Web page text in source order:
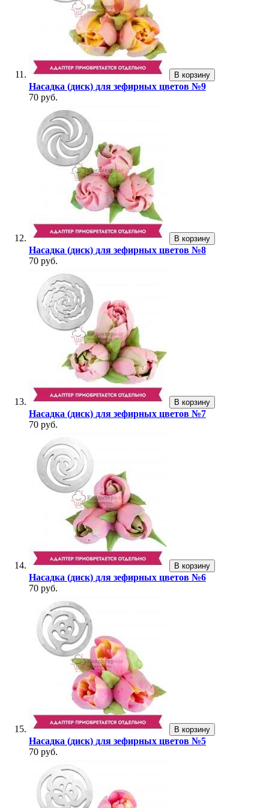
В корзину
Насадка (диск) для зефирных цветов №9
70 руб.
В корзину
Насадка (диск) для зефирных цветов №8
70 руб.
В корзину
Насадка (диск) для зефирных цветов №7
70 руб.
В корзину
Насадка (диск) для зефирных цветов №6
70 руб.
В корзину
Насадка (диск) для зефирных цветов №5
70 руб.